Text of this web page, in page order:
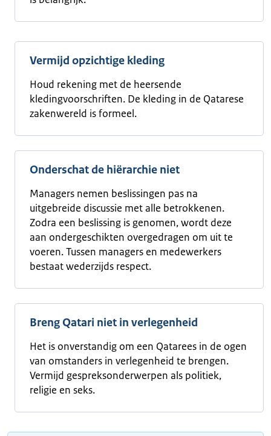
Vermijd opzichtige kleding
Houd rekening met de heersende
kledingvoorschriften. De kleding in de Qatarese
zakenwereld is formeel.
Onderschat de hiërarchie niet
Managers nemen beslissingen pas na
uitgebreide discussie met alle betrokkenen.
Zodra een beslissing is genomen, wordt deze
aan ondergeschikten overgedragen om uit te
voeren. Tussen managers en medewerkers
bestaat wederzijds respect.
Breng Qatari niet in verlegenheid
Het is onverstandig om een Qatarees in de ogen
van omstanders in verlegenheid te brengen.
Vermijd gespreksonderwerpen als politiek,
religie en seks.